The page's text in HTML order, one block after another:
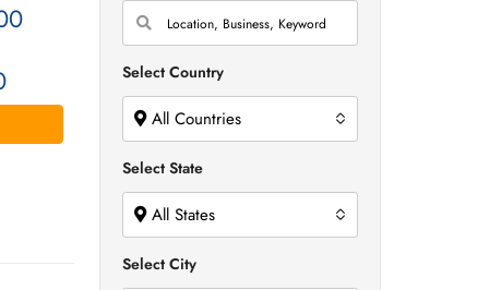
Select Country
All Countries
Select State
All States
Select City